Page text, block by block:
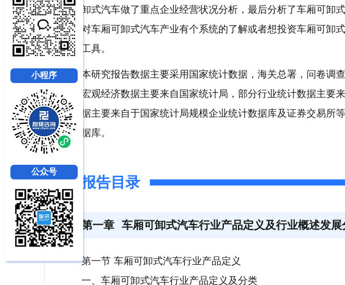
卸式汽车做了重点企业经营状况分析，最后分析了车厢可卸
对车厢可卸式汽车产业有个系统的了解或者想投资车厢可卸
工具。
本研究报告数据主要采用国家统计数据，海关总署，问卷调
宏观经济数据主要来自国家统计局，部分行业统计数据主要
据主要来自于国家统计局规模企业统计数据库及证券交易所
据库。
报告目录
第一章 车厢可卸式汽车行业产品定义及行业概述发展
第一节 车厢可卸式汽车行业产品定义
一、车厢可卸式汽车行业产品定义及分类
小程序
公众号